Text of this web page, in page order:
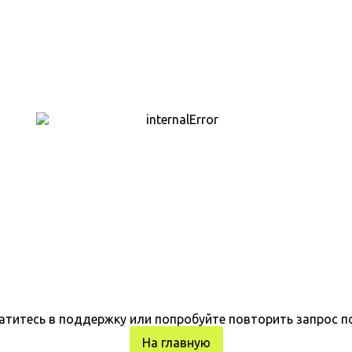
в поддержку или попробуйте повторить запрос
На главную